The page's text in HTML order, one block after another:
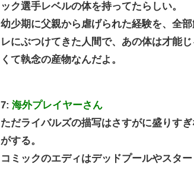
ック選手レベルの体を持ってたらしい。
幼少期に父親から虐げられた経験を、全部
レにぶつけてきた人間で、あの体は才能
くて執念の産物なんだよ。
7: 海外プレイヤーさん
ただライバルズの描写はさすがに盛りす
がする。
コミックのエディはデッドプールやスター